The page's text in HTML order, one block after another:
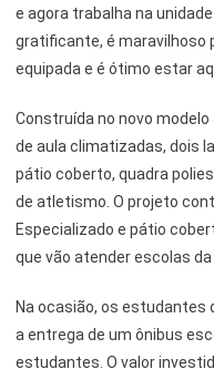
e agora trabalha na
gratificante, é maravilhoso
equipada e é ótimo estar
Construída no novo
de aula climatizadas, dois
pátio coberto, quadra
de atletismo. O projeto
Especializado e pátio
que vão atender escolas da
Na ocasião, os
a entrega de um ônibus
estudantes. O valor